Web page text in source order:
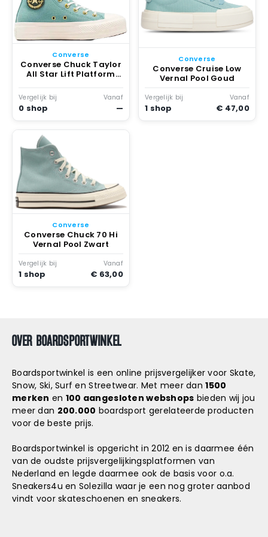
Converse
Converse Chuck Taylor
All Star Lift Platform
Vernal Pool / Egret /
True Nature
Vergelijk bij
0 shop
Vanaf
—
Converse
Converse Cruise Low
Vernal Pool Goud
Vergelijk bij
1 shop
Vanaf
€ 47,00
Converse
Converse Chuck 70 Hi
Vernal Pool Zwart
Vergelijk bij
1 shop
Vanaf
€ 63,00
OVER BOARDSPORTWINKEL
Boardsportwinkel is een online prijsvergelijker voor Skate,
Snow, Ski, Surf en Streetwear. Met meer dan1500
merken en 100 aangesloten webshops bieden wij jou
meer dan 200.000 boardsport gerelateerde producten
voor de beste prijs.
Boardsportwinkel is opgericht in 2012 en is daarmee één
van de oudste prijsvergelijkingsplatformen van
Nederland en legde daarmee ook de basis voor o.a.
Sneakers4u en Solezilla waar je een nog groter aanbod
vindt voor skateschoenen en sneakers.